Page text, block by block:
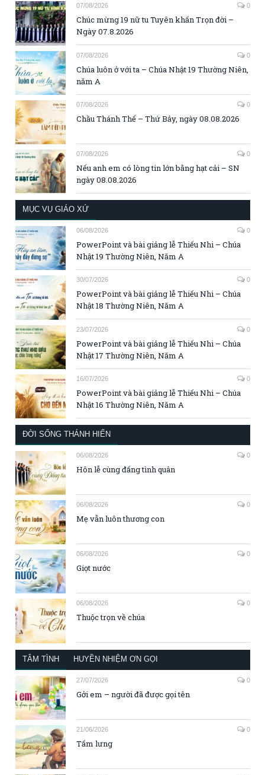
07/08/2026 0
Chúc mừng 19 nữ tu Tuyên khấn Trọn đời –
Ngày 07.8.2026
07/08/2026 0
Chúa luôn ở với ta – Chúa Nhật 19 Thường Niên,
năm A
07/08/2026 0
Chầu Thánh Thể – Thứ Bảy, ngày 08.08.2026
07/08/2026 0
Nếu anh em có lòng tin lớn bằng hạt cải – SN
ngày 08.08.2026
MỤC VỤ GIÁO XỨ
06/08/2026 0
PowerPoint và bài giảng lễ Thiếu Nhi – Chúa
Nhật 19 Thường Niên, Năm A
30/07/2026 0
PowerPoint và bài giảng lễ Thiếu Nhi – Chúa
Nhật 18 Thường Niên, Năm A
23/07/2026 0
PowerPoint và bài giảng lễ Thiếu Nhi – Chúa
Nhật 17 Thường Niên, Năm A
16/07/2026 0
PowerPoint và bài giảng lễ Thiếu Nhi – Chúa
Nhật 16 Thường Niên, Năm A
ĐỜI SỐNG THÁNH HIẾN
06/08/2026 0
Hôn lễ cùng đấng tình quân
06/08/2026 0
Mẹ vẫn luôn thương con
06/08/2026 0
Giọt nước
06/08/2026 0
Thuộc trọn về chúa
TÂM TÌNH HUYỀN NHIỆM ƠN GỌI
27/07/2026 0
Gởi em – người đã được gọi tên
21/06/2026 0
Tấm lưng